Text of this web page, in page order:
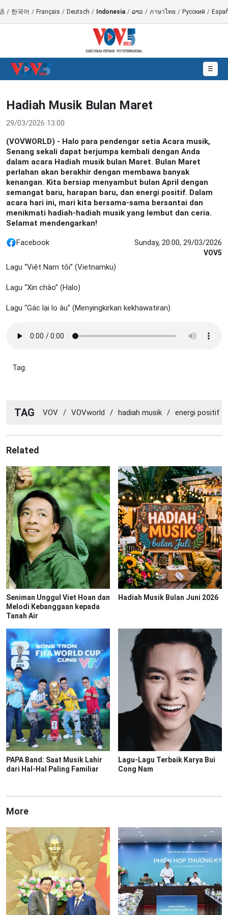
/ 한국어 / Français / Deutsch / Indonesia / ລາວ / ภาษาไทย / Русский /
☰
Hadiah Musik Bulan Maret
29/03/2026 13:00
(VOVWORLD) - Halo para pendengar setia Acara musik,
Senang sekali dapat berjumpa kembali dengan Anda
dalam acara Hadiah musik bulan Maret. Bulan Maret
perlahan akan berakhir dengan membawa banyak
kenangan. Kita bersiap menyambut bulan April dengan
semangat baru, harapan baru, dan energi positif. Dalam
acara hari ini, mari kita bersama-sama bersantai dan
menikmati hadiah-hadiah musik yang lembut dan ceria.
Selamat mendengarkan!
Facebook Sunday, 20:00, 29/03/2026
VOV5
Lagu “Việt Nam tôi” (Vietnamku)
Lagu “Xin chào” (Halo)
Lagu “Gác lại lo âu” (Menyingkirkan kekhawatiran)
Tag:
TAG VOV / VOVworld / hadiah musik / energi positif
Related
Seniman Unggul Viet Hoan dan
Melodi Kebanggaan kepada
Tanah Air
Hadiah Musik Bulan Juni 2026
PAPA Band: Saat Musik Lahir
dari Hal-Hal Paling Familiar
Lagu-Lagu Terbaik Karya Bui
Cong Nam
More